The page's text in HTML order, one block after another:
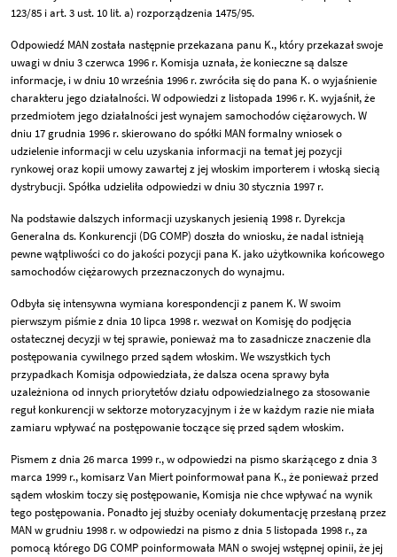
123/85 i art. 3 ust. 10 lit. a) rozporządzenia 1475/95.
Odpowiedź MAN została następnie przekazana panu K., który przekazał swoje
uwagi w dniu 3 czerwca 1996 r. Komisja uznała, że konieczne są dalsze
informacje, i w dniu 10 września 1996 r. zwróciła się do pana K. o wyjaśnienie
charakteru jego działalności. W odpowiedzi z listopada 1996 r. K. wyjaśnił, że
przedmiotem jego działalności jest wynajem samochodów ciężarowych. W
dniu 17 grudnia 1996 r. skierowano do spółki MAN formalny wniosek o
udzielenie informacji w celu uzyskania informacji na temat jej pozycji
rynkowej oraz kopii umowy zawartej z jej włoskim importerem i włoską siecią
dystrybucji. Spółka udzieliła odpowiedzi w dniu 30 stycznia 1997 r.
Na podstawie dalszych informacji uzyskanych jesienią 1998 r. Dyrekcja
Generalna ds. Konkurencji (DG COMP) doszła do wniosku, że nadal istnieją
pewne wątpliwości co do jakości pozycji pana K. jako użytkownika końcowego
samochodów ciężarowych przeznaczonych do wynajmu.
Odbyła się intensywna wymiana korespondencji z panem K. W swoim
pierwszym piśmie z dnia 10 lipca 1998 r. wezwał on Komisję do podjęcia
ostatecznej decyzji w tej sprawie, ponieważ ma to zasadnicze znaczenie dla
postępowania cywilnego przed sądem włoskim. We wszystkich tych
przypadkach Komisja odpowiedziała, że dalsza ocena sprawy była
uzależniona od innych priorytetów działu odpowiedzialnego za stosowanie
reguł konkurencji w sektorze motoryzacyjnym i że w każdym razie nie miała
zamiaru wpływać na postępowanie toczące się przed sądem włoskim.
Pismem z dnia 26 marca 1999 r., w odpowiedzi na pismo skarżącego z dnia 3
marca 1999 r., komisarz Van Miert poinformował pana K., że ponieważ przed
sądem włoskim toczy się postępowanie, Komisja nie chce wpływać na wynik
tego postępowania. Ponadto jej służby oceniały dokumentację przesłaną przez
MAN w grudniu 1998 r. w odpowiedzi na pismo z dnia 5 listopada 1998 r., za
pomocą którego DG COMP poinformowała MAN o swojej wstępnej opinii, że jej